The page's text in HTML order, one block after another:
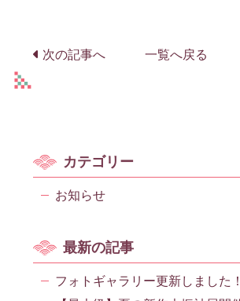
次の記事へ 一覧へ戻る
カテゴリー
お知らせ
最新の記事
フォトギャラリー更新しました！